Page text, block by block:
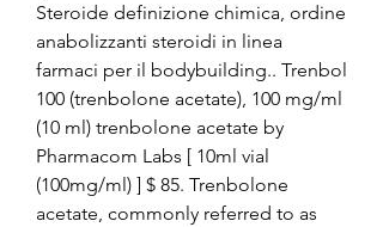
Steroide definizione chimica, ordine
anabolizzanti steroidi in linea
farmaci per il bodybuilding.. Trenbol
100 (trenbolone acetate), 100 mg/ml
(10 ml) trenbolone acetate by
Pharmacom Labs [ 10ml vial
(100mg/ml) ] $ 85. Trenbolone
acetate, commonly referred to as